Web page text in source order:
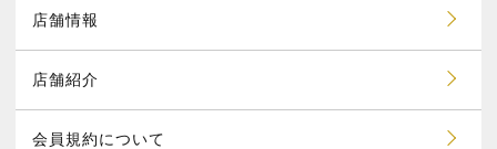
店舗情報
店舗紹介
会員規約について